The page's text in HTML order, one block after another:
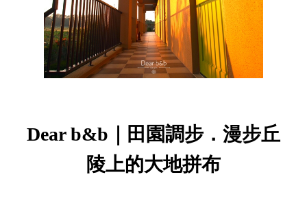
Dear b&b｜田園調步．漫步丘
陵上的大地拼布